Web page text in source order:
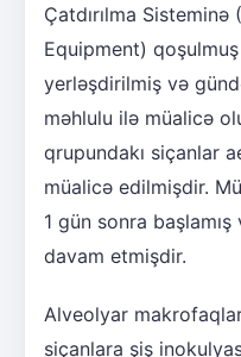
Çatdırılma Sisteminə
Equipment)
yerləşdirilmiş və
məhlulu ilə müalicə
qrupundakı siçanlar
müalicə edilmişdir.
1 gün sonra
davam etmişdir.
Alveolyar
siçanlara şiş